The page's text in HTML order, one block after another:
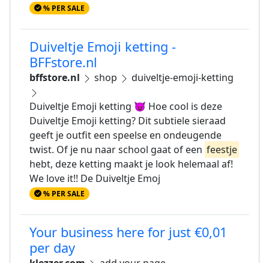
% PER SALE
Duiveltje Emoji ketting -
BFFstore.nl
bffstore.nl shop duiveltje-emoji-ketting
Duiveltje Emoji ketting 😈 Hoe cool is deze
Duiveltje Emoji ketting? Dit subtiele sieraad
geeft je outfit een speelse en ondeugende
twist. Of je nu naar school gaat of een feestje
hebt, deze ketting maakt je look helemaal af!
We love it!! De Duiveltje Emoj
% PER SALE
Your business here for just €0,01
per day